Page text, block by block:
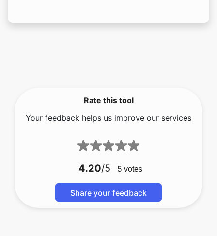
Rate this tool
Your feedback helps us improve our services
4.20/5 5 votes
Share your feedback